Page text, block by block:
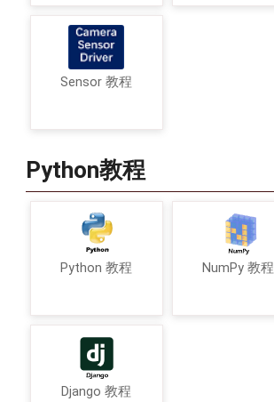
Sensor 教程
Python教程
Python 教程 NumPy 教程
Django 教程